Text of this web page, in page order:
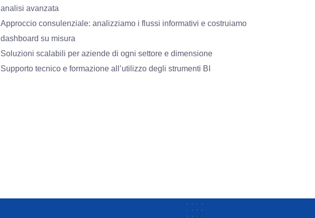
analisi avanzata
Approccio consulenziale: analizziamo i flussi informativi e costruiamo
dashboard su misura
Soluzioni scalabili per aziende di ogni settore e dimensione
Supporto tecnico e formazione all’utilizzo degli strumenti BI